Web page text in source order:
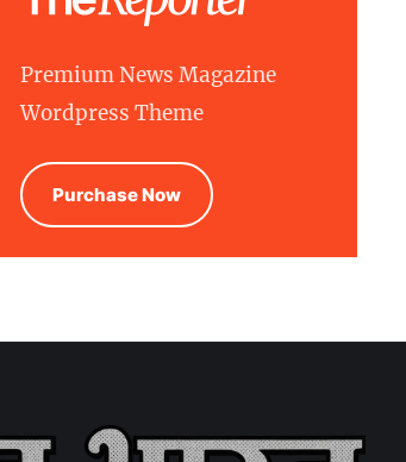
Premium News Magazine
Wordpress Theme
Purchase Now